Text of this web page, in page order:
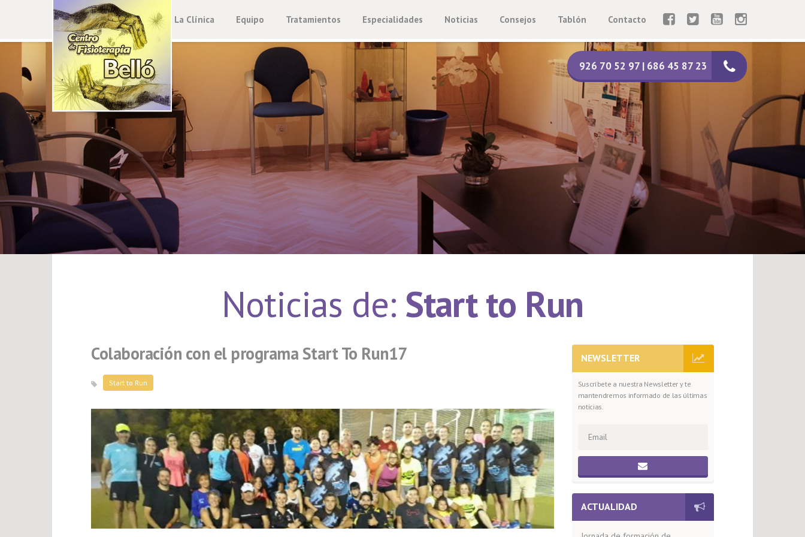
La Clínica Equipo Tratamientos Especialidades Noticias Consejos Tablón Contacto
926 70 52 97 | 686 45 87 23
Noticias de: Start to Run
Colaboración con el programa Start To Run17
Start to Run
NEWSLETTER
Suscríbete a nuestra Newsletter y te
mantendremos informado de las últimas
noticias.
ACTUALIDAD